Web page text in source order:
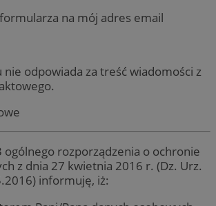
na mój adres email
nie odpowiada za treść wiadomości z
ogólnego rozporządzenia o ochronie
z dnia 27 kwietnia 2016 r. (Dz. Urz.
informuję, iż: